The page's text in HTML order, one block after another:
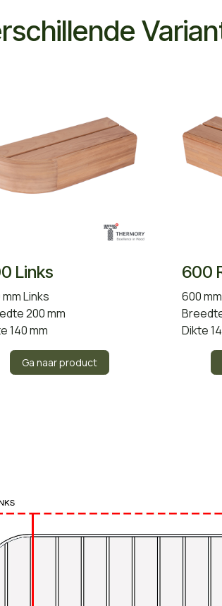
Links
Links
200 mm
140 mm
Ga naar product
600
600
Dikte